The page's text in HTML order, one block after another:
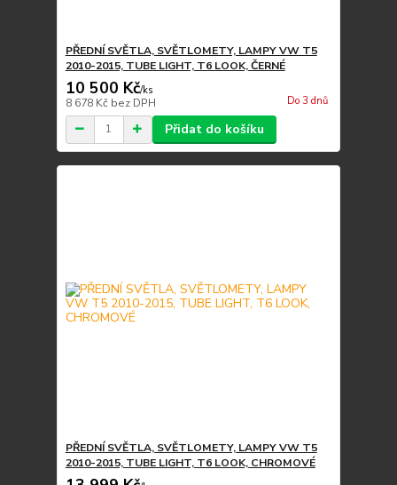
PŘEDNÍ SVĚTLA, SVĚTLOMETY, LAMPY VW T5
2010-2015, TUBE LIGHT, T6 LOOK, ČERNÉ
10 500 Kč/ks
8 678 Kč bez DPH Do 3 dnů
Přidat do košíku
PŘEDNÍ SVĚTLA, SVĚTLOMETY, LAMPY VW T5
2010-2015, TUBE LIGHT, T6 LOOK, CHROMOVÉ